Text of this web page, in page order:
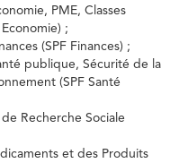
PME, Classes
;
(SPF Finances) ;
publique, Sécurité de la
(SPF Santé
Recherche Sociale
et des Produits